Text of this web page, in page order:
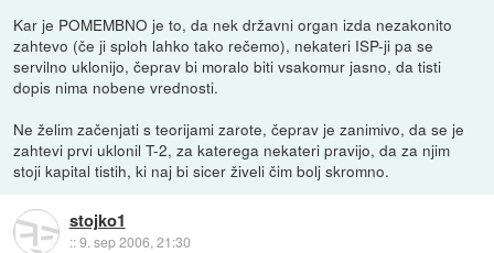
Kar je POMEMBNO je to, da nek državni organ izda nezakonito
zahtevo (če ji sploh lahko tako rečemo), nekateri ISP-ji pa se
servilno uklonijo, čeprav bi moralo biti vsakomur jasno, da tisti
dopis nima nobene vrednosti.
Ne želim začenjati s teorijami zarote, čeprav je zanimivo, da se je
zahtevi prvi uklonil T-2, za katerega nekateri pravijo, da za njim
stoji kapital tistih, ki naj bi sicer živeli čim bolj skromno.
stojko1
::9. sep 2006, 21:30